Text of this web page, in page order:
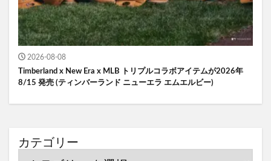
2026-08-08
Timberland x New Era x MLB トリプルコラボアイテムが2026年
8/15 発売 (ティンバーランド ニューエラ エムエルビー)
カテゴリー